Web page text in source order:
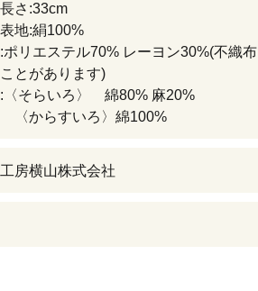
:33cm
:絹100%
エステル70% レーヨン30%(不織布
とがあります)
そらいろ〉 綿80% 麻20%
すいろ〉綿100%
房横山株式会社